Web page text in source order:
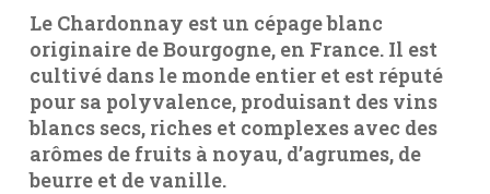
Le Chardonnay est un cépage blanc
originaire de Bourgogne, en France. Il est
cultivé dans le monde entier et est réputé
pour sa polyvalence, produisant des vins
blancs secs, riches et complexes avec des
arômes de fruits à noyau, d’agrumes, de
beurre et de vanille.